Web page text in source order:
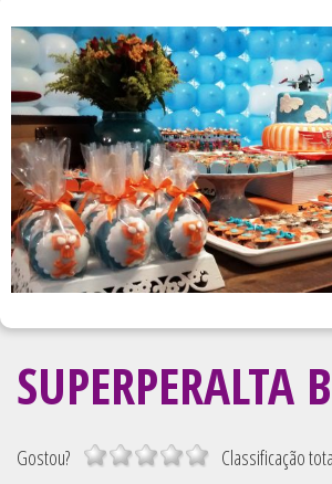
SUPERPERALTA
Gostou? Classificação